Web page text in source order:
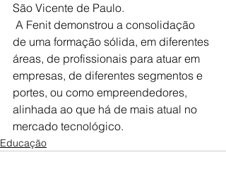
São Vicente de Paulo.
de uma formação sólida, em diferentes
áreas, de profissionais para atuar em
empresas, de diferentes segmentos e
portes, ou como empreendedores,
alinhada ao que há de mais atual no
mercado tecnológico.
Educação